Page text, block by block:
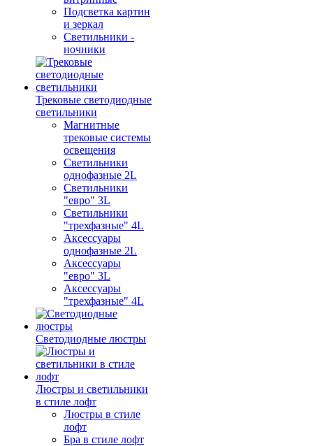
Подсветка картин
и зеркал
Светильники -
ночники
Трековые светодиодные
светильники
Магнитные
трековые системы
освещения
Светильники
однофазные 2L
Светильники
"евро" 3L
Светильники
"трехфазные" 4L
Аксессуары
однофазные 2L
Аксессуары
"евро" 3L
Аксессуары
"трехфазные" 4L
Светодиодные люстры
Люстры и светильники
в стиле лофт
Люстры в стиле
лофт
Бра в стиле лофт